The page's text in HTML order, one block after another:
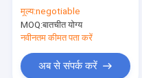
मूल्य:negotiable
MOQ:बातचीत योग्य
नवीनतम कीमत पता करें
अब से संपर्क करें